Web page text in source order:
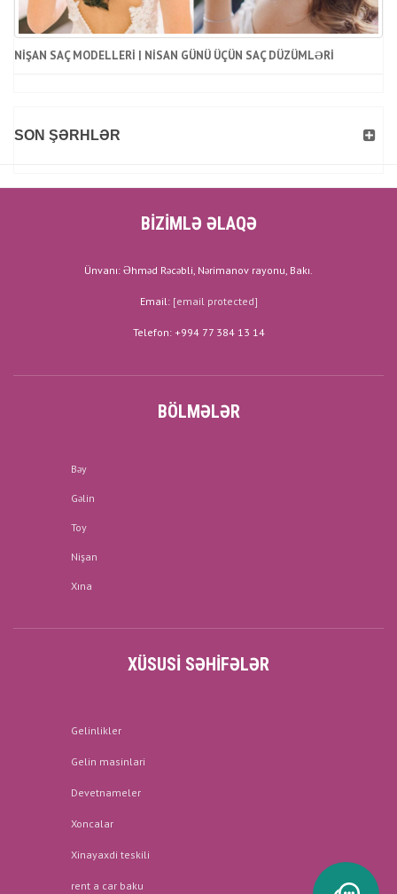
NIŞAN SAÇ MODELLERI | NISAN GÜNÜ ÜÇÜN SAÇ DÜZÜMLƏRI
SON ŞƏRHLƏR
BİZİMLƏ ƏLAQƏ
Ünvanı: Əhməd Rəcəbli, Nərimanov rayonu, Bakı.
Email: [email protected]
Telefon: +994 77 384 13 14
BÖLMƏLƏR
Bəy
Gəlin
Toy
Nişan
Xına
XÜSUSI SƏHIFƏLƏR
Gelinlikler
Gelin masinlari
Devetnameler
Xoncalar
Xinayaxdi teskili
rent a car baku